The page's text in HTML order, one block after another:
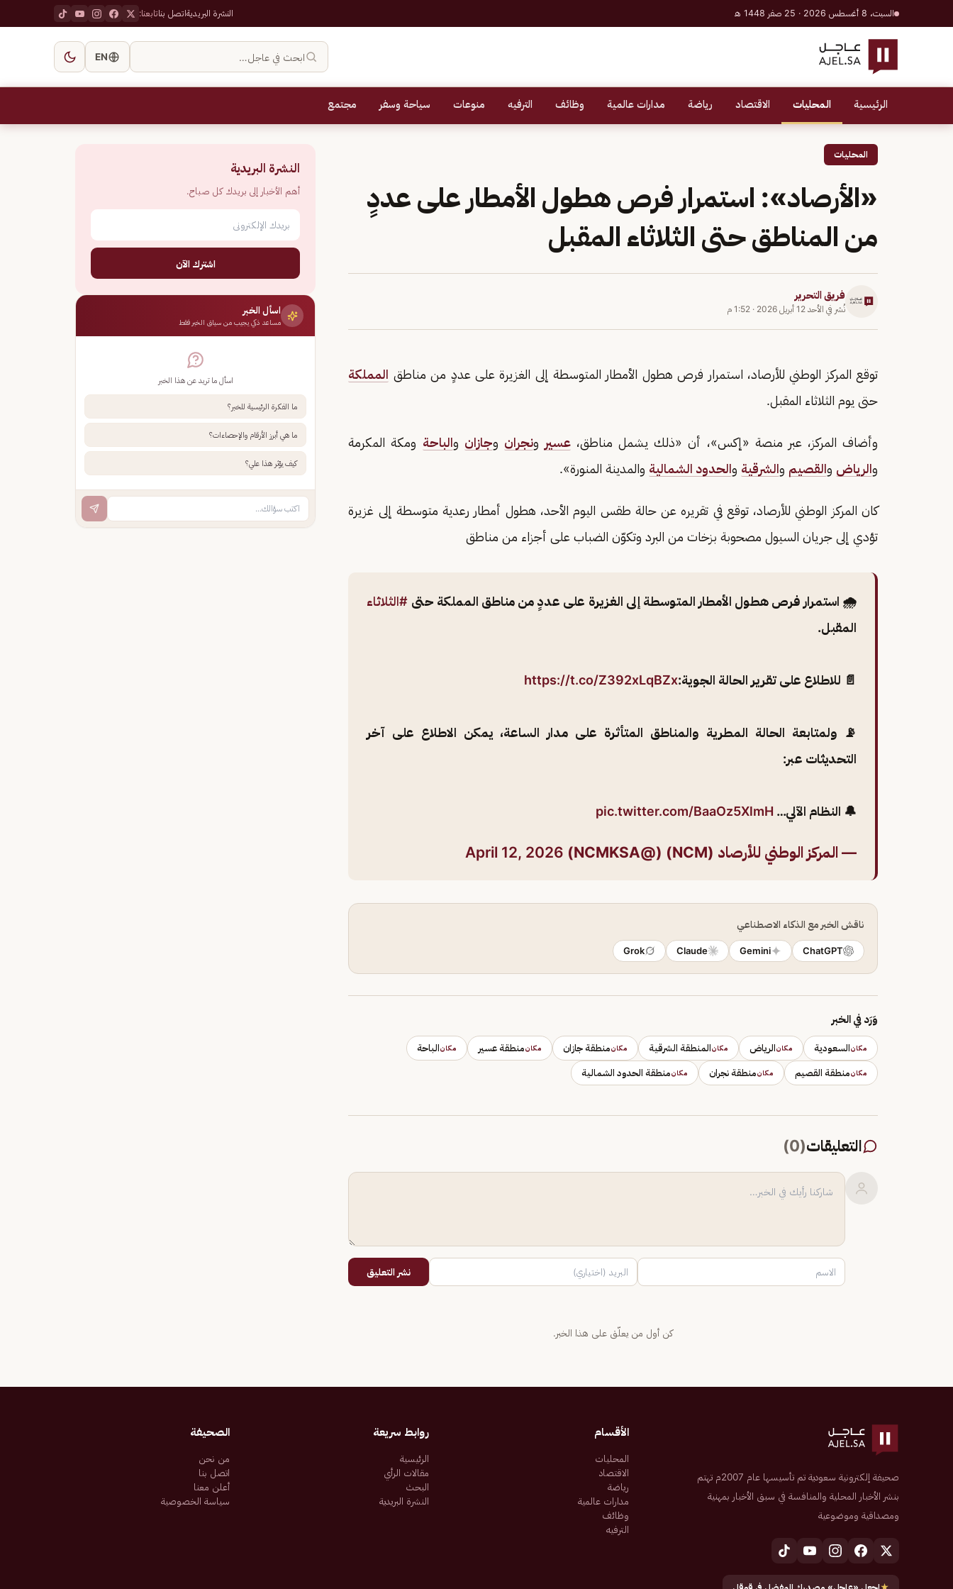
السبت، 8 أغسطس 2026 · 25 صفر 1448 هـ النشرة البريديةاتصل بناتابعنا:
ابحث في عاجل… EN
الرئيسية المحليات الاقتصاد رياضة مدارات عالمية وظائف الترفيه منوعات سياحة وسفر مجتمع
المحليات
«الأرصاد»: استمرار فرص هطول الأمطار على عددٍ
من المناطق حتى الثلاثاء المقبل
فريق التحرير
نُشر في الأحد 12 أبريل 2026 · 1:52 م
توقع المركز الوطني للأرصاد، استمرار فرص هطول الأمطار المتوسطة إلى الغزيرة على عددٍ من مناطق المملكة
حتى يوم الثلاثاء المقبل.
وأضاف المركز، عبر منصة «إكس»، أن «ذلك يشمل مناطق،عسير ونجران وجازان والباحة ومكة المكرمة
والرياض والقصيم والشرقية والحدود الشمالية والمدينة المنورة».
كان المركز الوطني للأرصاد، توقع في تقريره عن حالة طقس اليوم الأحد، هطول أمطار رعدية متوسطة إلى غزيرة
تؤدي إلى جريان السيول مصحوبة بزخات من البرد وتكوّن الضباب على أجزاء من مناطق
🌧️ استمرار فرص هطول الأمطار المتوسطة إلى الغزيرة على عددٍ من مناطق المملكة حتى #الثلاثاء
المقبل.
📄 للاطلاع على تقرير الحالة الجوية:https://t.co/Z392xLqBZx
📡 ولمتابعة الحالة المطرية والمناطق المتأثرة على مدار الساعة، يمكن الاطلاع على آخر
التحديثات عبر:
🔔 النظام الآلي… pic.twitter.com/BaaOz5XlmH
— المركز الوطني للأرصاد (NCM) (@NCMKSA) April 12, 2026
ناقش الخبر مع الذكاء الاصطناعي
ChatGPT
Gemini
Claude
Grok
وَرَد في الخبر
مكانالسعودية مكانالرياض مكانالمنطقة الشرقية مكانمنطقة جازان مكانمنطقة عسير مكانالباحة
مكانمنطقة القصيم مكانمنطقة نجران مكانمنطقة الحدود الشمالية
التعليقات(
0
)
نشر التعليق
كن أول من يعلّق على هذا الخبر.
النشرة البريدية
أهم الأخبار إلى بريدك كل صباح.
اشترك الآن
اسأل الخبر
مساعد ذكي يجيب من سياق الخبر فقط
اسأل ما تريد عن هذا الخبر
ما الفكرة الرئيسية للخبر؟
ما هي أبرز الأرقام والإحصاءات؟
كيف يؤثر هذا علي؟
صحيفة إلكترونية سعودية تم تأسيسها عام 2007م تهتم
بنشر الأخبار المحلية والمنافسة في سبق الأخبار بمهنية
ومصداقية وموضوعية
الأقسام
المحليات
الاقتصاد
رياضة
مدارات عالمية
وظائف
الترفيه
روابط سريعة
الرئيسية
مقالات الرأي
البحث
النشرة البريدية
الصحيفة
من نحن
اتصل بنا
أعلن معنا
سياسة الخصوصية